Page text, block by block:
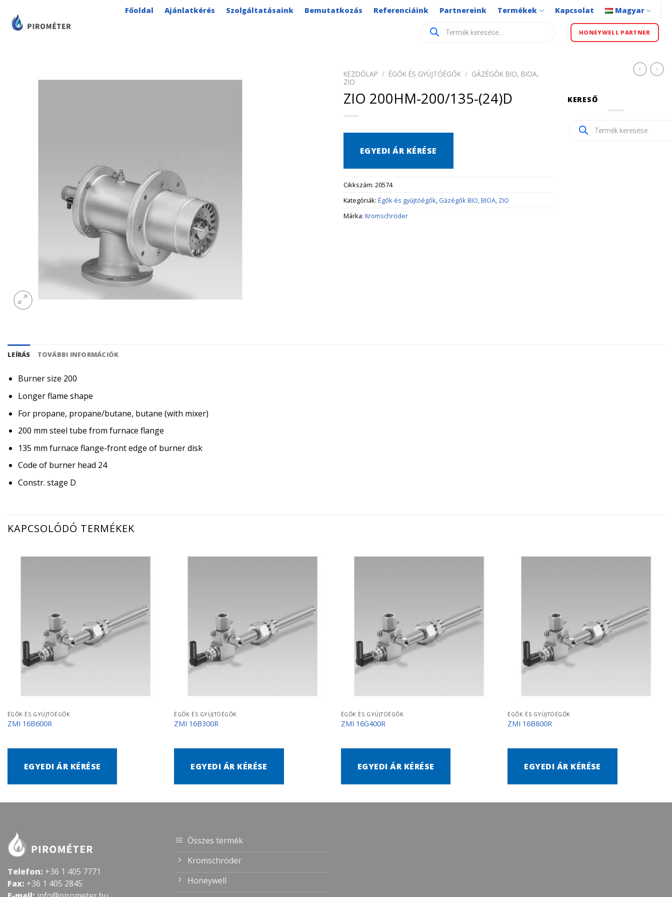
content
Főoldal Ajánlatkérés Szolgáltatásaink Bemutatkozás Referenciáink Partnereink Termékek Kapcsolat Magyar
search HONEYWELL PARTNER
KEZDŐLAP / ÉGŐK ÉS GYÚJTÓÉGŐK / GÁZÉGŐK BIO, BIOA,
ZIO
ZIO 200HM-200/135-(24)D
EGYEDI ÁR KÉRÉSE
Cikkszám: 20574
Kategóriák: Égők és gyújtóégők, Gázégők BIO, BIOA, ZIO
Márka: Kromschröder
KERESŐ
Products
search
LEÍRÁS TOVÁBBI INFORMÁCIÓK
Burner size 200
Longer flame shape
For propane, propane/butane, butane (with mixer)
200 mm steel tube from furnace flange
135 mm furnace flange-front edge of burner disk
Code of burner head 24
Constr. stage D
KAPCSOLÓDÓ TERMÉKEK
ÉGŐK ÉS GYÚJTÓÉGŐK
ZMI 16B600R
EGYEDI ÁR KÉRÉSE
ÉGŐK ÉS GYÚJTÓÉGŐK
ZMI 16B300R
EGYEDI ÁR KÉRÉSE
ÉGŐK ÉS GYÚJTÓÉGŐK
ZMI 16G400R
EGYEDI ÁR KÉRÉSE
ÉGŐK ÉS GYÚJTÓÉGŐK
ZMI 16B800R
EGYEDI ÁR KÉRÉSE
Telefon: +36 1 405 7771
Fax: +36 1 405 2845
Összes termék
Kromschröder
Honeywell